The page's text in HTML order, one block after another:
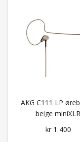
AKG C111 LP
beige miniXLR
kr 1 400